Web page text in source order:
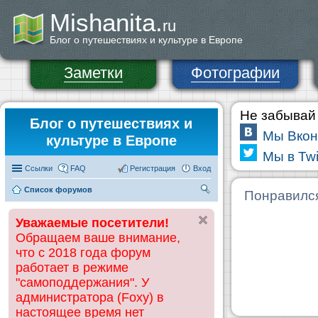
Mishanita.ru
Блог о путешествиях и культуре в Европе
Заметки Фотографии
Блог о путешествиях и
культуре в Европе
Ссылки FAQ Вход
Регистрация
Список форумов
ск
Уважаемые посетители!
Обращаем ваше внимание,
что с 2018 года форум
работает в режиме
"самоподдержания". У
администратора (Foxy) в
настоящее время нет
Не забывай
Мы
Мы в